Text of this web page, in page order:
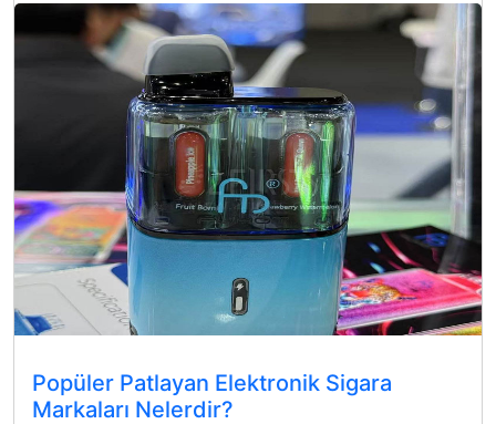
Popüler Patlayan Elektronik Sigara
Markaları Nelerdir?